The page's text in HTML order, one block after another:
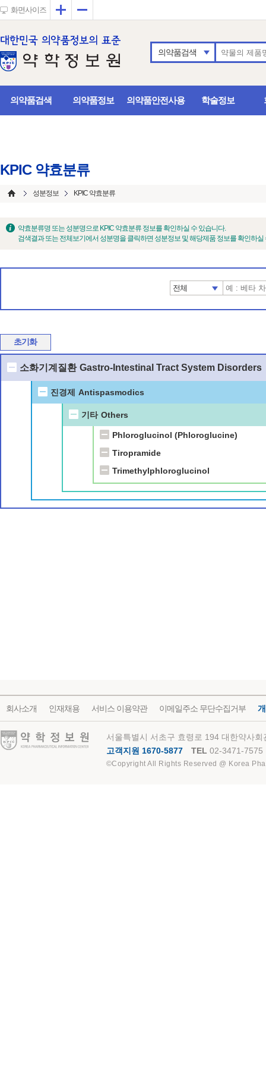
화면사이즈 확대
의약품검색
의약품검색 의약품정보 의약품안전사용 학술정보
KPIC 약효분류
성분정보 KPIC 약효분류
약효분류명 또는 성분명으로 KPIC 약효분류 정보를 확인하실 수 있습니다.
검색결과 또는 전체보기에서 성분명을 클릭하면 성분정보 및 해당제품 정보를 확인하실
전체
초기화
소화기계질환 Gastro-Intestinal Tract System Disorders
진경제 Antispasmodics
기타 Others
Phloroglucinol (Phloroglucine)
Tiropramide
Trimethylphloroglucinol
회사소개 인재채용 서비스 이용약관 이메일주소 무단수집거부
약학정보원
서울특별시 서초구 효령로 194 대한약사
고객지원 1670-5877
TEL 02-3471-7575
©Copyright All Rights Reserved @ Korea